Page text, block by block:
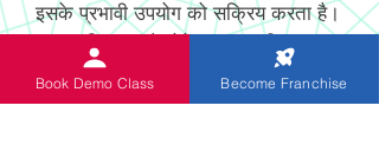
इसके प्रभावी उपयोग को सक्रिय करता है।
नया आविष्कार और पेटेंट, अत्याधुनिक
डिजिटल और गैर-डिजिटल अबेकस छात्रों को
उच्च गति और सटीकता के साथ मानसिक
Book Demo Class Become Franchise